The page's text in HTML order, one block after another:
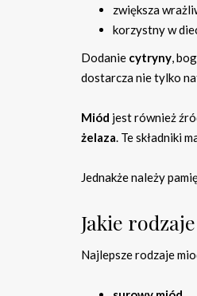
zwiększa
korzystny w
Dodanie cytryny,
dostarcza nie tylko
Miód jest również
żelaza. Te składniki
Jednakże należy
Jakie
Najlepsze rodzaje